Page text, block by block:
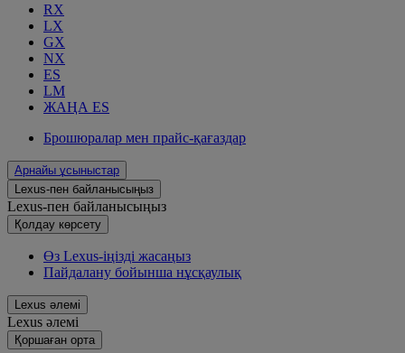
RX
LX
GX
NX
ES
LM
ЖАҢА ES
Брошюралар мен прайс-қағаздар
Арнайы ұсыныстар
Lexus-пен байланысыңыз
Lexus-пен байланысыңыз
Қолдау көрсету
Өз Lexus-іңізді жасаңыз
Пайдалану бойынша нұсқаулық
Lexus әлемі
Lexus әлемі
Қoршаған орта